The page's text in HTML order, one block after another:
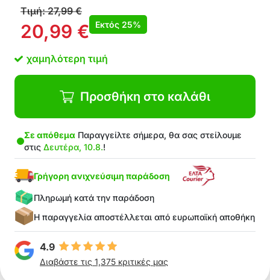
Εύκολο και γρήγορο στη χρήση – κολλήστε το
πριν από τον ύπνο
Υποστηρίζει αποτελεσματικά την αναπνοή από
Κλείνει απαλά το στόμα χωρίς δυσάρεστη
Κατάλληλο για καθημερινή χρήση
αποκατάσταση
Στη Συσκευασία: 30x κολλητική ταινία
Τιμή:27,99€
20,99 € Εκτός 25%
χαμηλότερη τιμή
Προσθήκη στο καλάθι
Σε απόθεμα Παραγγείλτε σήμερα, θα σας στείλουμε
στις Δευτέρα, 10.8.!
Γρήγορη ανιχνεύσιμη παράδοση
Πληρωμή κατά την παράδοση
Η παραγγελία αποστέλλεται από ευρωπαϊκή αποθήκη
4.9
Διαβάστε τις 1,375 κριτικές μας